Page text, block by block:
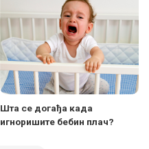
Шта се догађа када
игноришите бебин плач?